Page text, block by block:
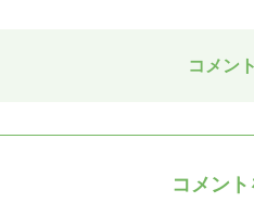
コメン
コメン